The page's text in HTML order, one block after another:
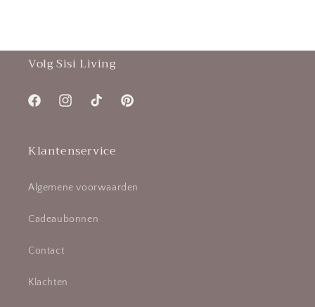
Volg Sisi Living
FacebookInstagramTikTok Pinterest
Klantenservice
Algemene voorwaarden
Cadeaubonnen
Contact
Klachten